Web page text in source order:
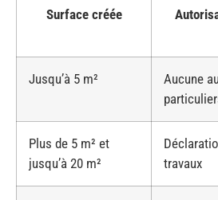
Aucune
jusqu’à 20 m²
travaux
Plus de 20 m² Permis